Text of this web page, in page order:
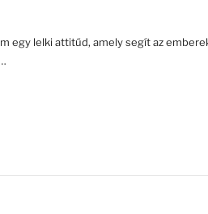
egy lelki attitűd, amely segít az